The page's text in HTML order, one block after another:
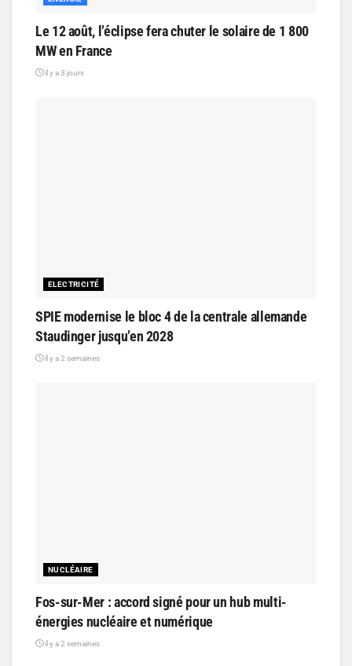
Le 12 août, l’éclipse fera chuter le solaire de 1 800
MW en France
il y a 3 jours
ELECTRICITÉ
SPIE modernise le bloc 4 de la centrale allemande
Staudinger jusqu’en 2028
il y a 2 semaines
NUCLÉAIRE
Fos-sur-Mer : accord signé pour un hub multi-
énergies nucléaire et numérique
il y a 2 semaines